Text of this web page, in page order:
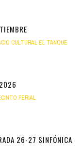
CULTURAL EL TANQUE
FERIAL
26-27 SINFÓNICA